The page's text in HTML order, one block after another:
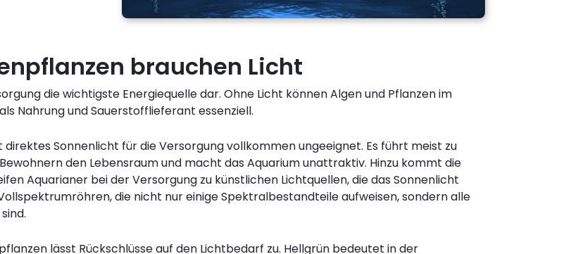
brauchen Licht
die wichtigste Energiequelle dar. Ohne Licht können Algen und Pflanzen im
Nahrung und Sauerstofflieferant essenziell.
Sonnenlicht für die Versorgung vollkommen ungeeignet. Es führt meist zu
den Lebensraum und macht das Aquarium unattraktiv. Hinzu kommt die
Aquarianer bei der Versorgung zu künstlichen Lichtquellen, die das Sonnenlicht
die nicht nur einige Spektralbestandteile aufweisen, sondern alle
lässt Rückschlüsse auf den Lichtbedarf zu. Hellgrün bedeutet in der